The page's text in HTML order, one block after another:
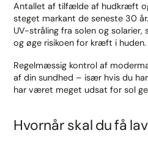
Antallet af tilfælde af hudkræft
steget markant de seneste 30
UV-stråling fra solen og solarier,
og øge risikoen for kræft i huden.
Regelmæssig kontrol af
af din sundhed – især hvis du
har været meget udsat for sol
Hvornår skal du få